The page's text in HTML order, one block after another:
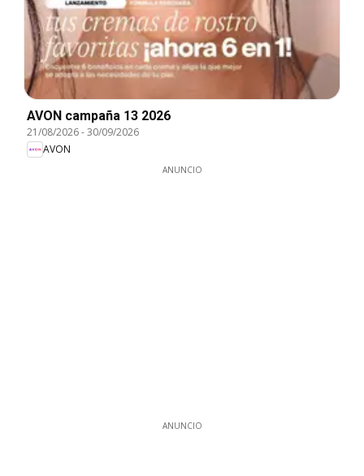
AVON campaña 13 2026
21/08/2026-30/09/2026
AVON
ANUNCIO
ANUNCIO